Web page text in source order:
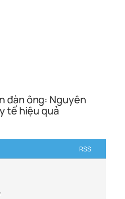
đàn ông: Nguyên
tế hiệu quả
RSS